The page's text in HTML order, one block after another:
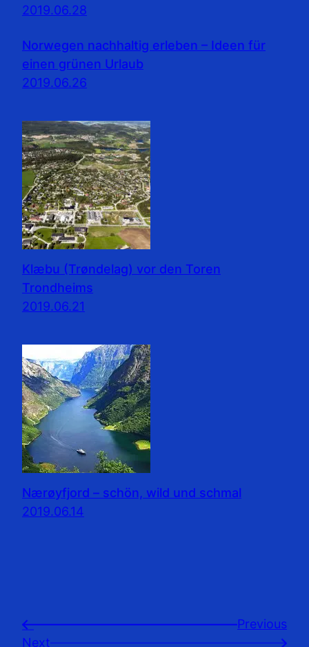
2019.06.28
Norwegen nachhaltig erleben – Ideen für
einen grünen Urlaub
2019.06.26
Klæbu (Trøndelag) vor den Toren
Trondheims
2019.06.21
Nærøyfjord – schön, wild und schmal
2019.06.14
←
Previousㅤ
Next
→